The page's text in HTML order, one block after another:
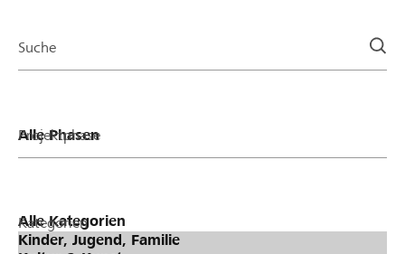
Suche
Projektphase
Kategorien